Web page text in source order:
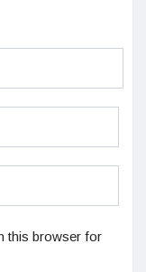
this browser for